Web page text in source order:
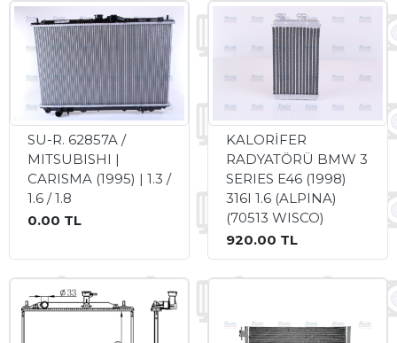
SU-R. 62857A /
MITSUBISHI |
CARISMA (1995) | 1.3 /
1.6 / 1.8
0.00 TL
KALORİFER
RADYATÖRÜ BMW 3
SERIES E46 (1998)
316I 1.6 (ALPINA)
(70513 WISCO)
920.00 TL